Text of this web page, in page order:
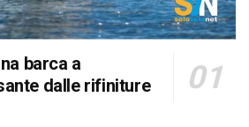
barca a
dalle rifiniture